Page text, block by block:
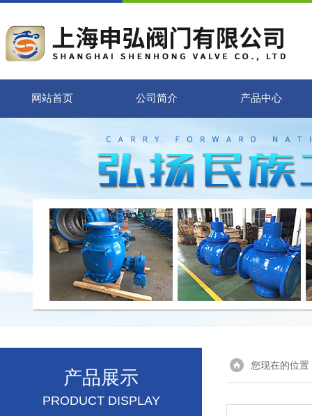
网站首页 公司简介 产品中心
产品展示
PRODUCT DISPLAY
您现在的位置